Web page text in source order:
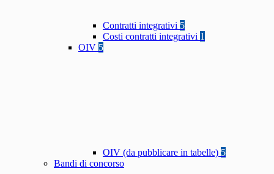
Contratti integrativi 5
Costi contratti integrativi 1
OIV 5
OIV (da pubblicare in tabelle) 5
Bandi di concorso